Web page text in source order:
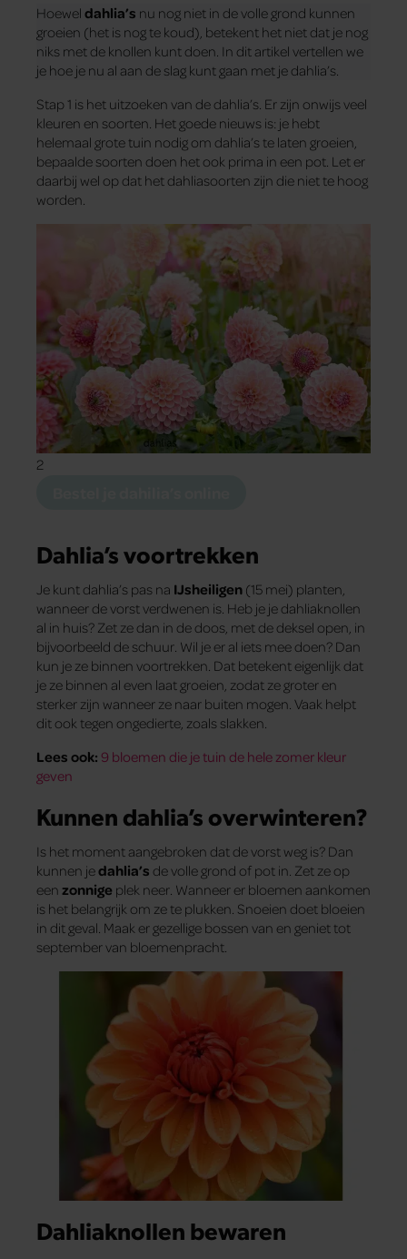
Hoewel dahlia’s nu nog niet in de volle grond kunnen
groeien (het is nog te koud), betekent het niet dat je nog
niks met de knollen kunt doen. In dit artikel vertellen we
je hoe je nu al aan de slag kunt gaan met je dahlia’s.
Stap 1 is het uitzoeken van de dahlia’s. Er zijn onwijs veel
kleuren en soorten. Het goede nieuws is: je hebt
helemaal grote tuin nodig om dahlia’s te laten groeien,
bepaalde soorten doen het ook prima in een pot. Let er
daarbij wel op dat het dahliasoorten zijn die niet te hoog
worden.
2
Dahlia’s voortrekken
Je kunt dahlia’s pas na IJsheiligen (15 mei) planten,
wanneer de vorst verdwenen is. Heb je je dahliaknollen
al in huis? Zet ze dan in de doos, met de deksel open, in
bijvoorbeeld de schuur. Wil je er al iets mee doen? Dan
kun je ze binnen voortrekken. Dat betekent eigenlijk dat
je ze binnen al even laat groeien, zodat ze groter en
sterker zijn wanneer ze naar buiten mogen. Vaak helpt
dit ook tegen ongedierte, zoals slakken.
Lees ook: 9 bloemen die je tuin de hele zomer kleur
geven
Kunnen dahlia’s overwinteren?
Is het moment aangebroken dat de vorst weg is? Dan
kunnen jedahlia’s de volle grond of pot in. Zet ze op
een zonnige plek neer. Wanneer er bloemen aankomen
is het belangrijk om ze te plukken. Snoeien doet bloeien
in dit geval. Maak er gezellige bossen van en geniet tot
september van bloemenpracht.
Dahliaknollen bewaren